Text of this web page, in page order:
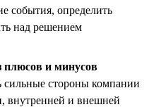
события, определить
над решением
и минусов
стороны компании
внутренней и внешней